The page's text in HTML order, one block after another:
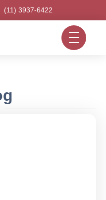
(11) 3937-6422